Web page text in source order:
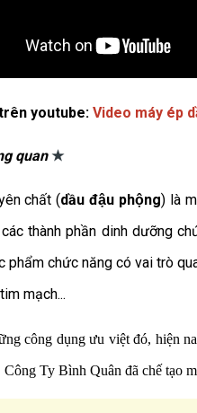
youtube: Video máy ép
quan★
chất (dầu đậu phộng) là
thành phần dinh dưỡng
phẩm chức năng có vai trò
mạch...
công dụng ưu việt đó, hiện
Ty Bình Quân đã chế tạo